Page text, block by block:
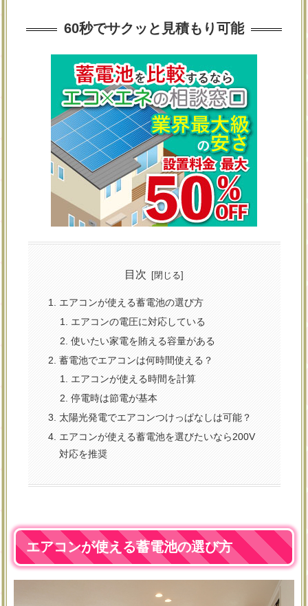
60秒でサクッと見積もり可能
目次
エアコンが使える蓄電池の選び方
エアコンの電圧に対応している
使いたい家電を賄える容量がある
蓄電池でエアコンは何時間使える？
エアコンが使える時間を計算
停電時は節電が基本
太陽光発電でエアコンつけっぱなしは可能？
エアコンが使える蓄電池を選びたいなら200V
対応を推奨
エアコンが使える蓄電池の選び方